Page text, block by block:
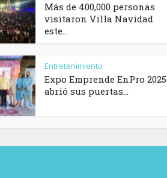
Más de 400,000 personas
visitaron Villa Navidad
este...
Entretenimiento
Expo Emprende EnPro 2025
abrió sus puertas...